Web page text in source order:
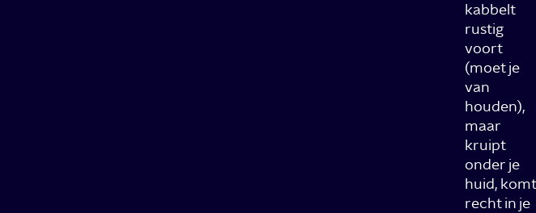
kabbelt
rustig
voort
(moet je
van
houden),
maar
kruipt
onder je
huid, komt
recht in je